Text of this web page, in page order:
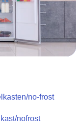
no-frost
nofrost